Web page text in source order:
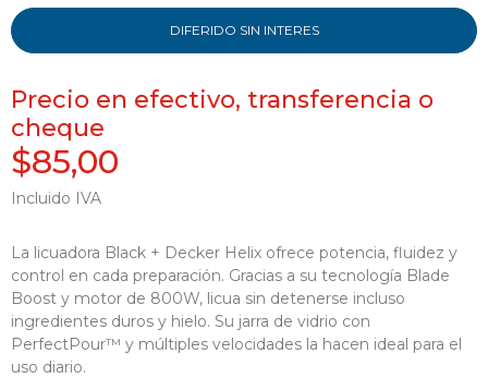
DIFERIDO SIN INTERES
Precio en efectivo, transferencia o
cheque
$85,00
Incluido IVA
La licuadora Black + Decker Helix ofrece potencia, fluidez y
control en cada preparación. Gracias a su tecnología Blade
Boost y motor de 800W, licua sin detenerse incluso
ingredientes duros y hielo. Su jarra de vidrio con
PerfectPour™ y múltiples velocidades la hacen ideal para el
uso diario.